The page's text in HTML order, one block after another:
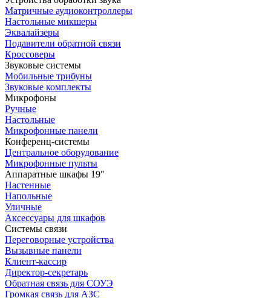
Матричные аудиоконтроллеры
Настольные микшеры
Эквалайзеры
Подавители обратной связи
Кроссоверы
Звуковые системы
Мобильные трибуны
Звуковые комплекты
Микрофоны
Ручные
Настольные
Микрофонные панели
Конференц-системы
Центральное оборудование
Микрофонные пульты
Аппаратные шкафы 19"
Настенные
Напольные
Уличные
Аксессуары для шкафов
Системы связи
Переговорные устройства
Вызывные панели
Клиент-кассир
Директор-секретарь
Обратная связь для СОУЭ
Громкая связь для АЗС